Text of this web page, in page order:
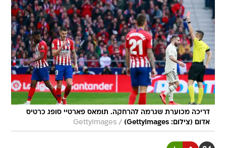
דריכה מכוערת שגרמה להרחקה. תומאס פארטיי סופג כרטיס
אדום (צילום: GettyImages)
/
GettyImages